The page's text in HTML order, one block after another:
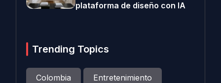
plataforma de diseño con IA
Trending Topics
Colombia
Entretenimiento